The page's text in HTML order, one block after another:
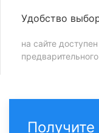
Удобство
на сайте